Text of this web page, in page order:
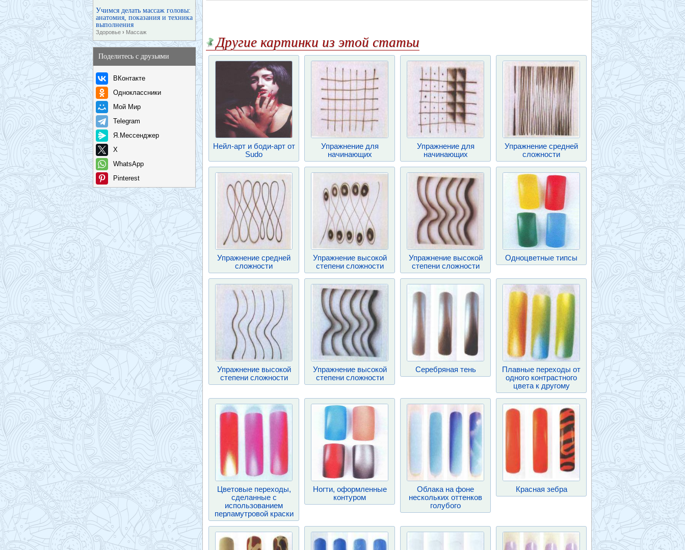
Учимся делать массаж головы:
анатомия, показания и техника
выполнения
Здоровье › Массаж
Поделитесь с друзьями
ВКонтакте
Одноклассники
Мой Мир
Telegram
Я.Мессенджер
X
WhatsApp
Pinterest
Другие картинки из этой статьи
Нейл-арт и боди-арт от
Sudo
Упражнение для
начинающих
Упражнение для
начинающих
Упражнение средней
сложности
Упражнение средней
сложности
Упражнение высокой
степени сложности
Упражнение высокой
степени сложности
Одноцветные типсы
Упражнение высокой
степени сложности
Упражнение высокой
степени сложности
Серебряная тень
Плавные переходы от
одного контрастного
цвета к другому
Цветовые переходы,
сделанные с
использованием
перламутровой краски
Ногти, оформленные
контуром
Облака на фоне
нескольких оттенков
голубого
Красная зебра